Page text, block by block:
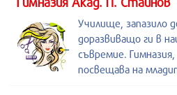
Училище, запазило
доразвиващо ги в
съвремие.
посвещава на